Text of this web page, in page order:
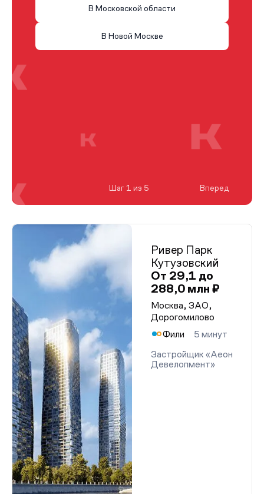
Ривер Парк
Кутузовский
От 29,1 до
288,0 млн ₽
Москва, ЗАО,
Дорогомилово
Фили
5 минут
Застройщик «Аеон
Девелопмент»
В Московской области
В Новой Москве
Шаг 1 из 5 Вперед